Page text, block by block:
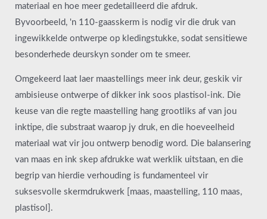
materiaal en hoe meer gedetailleerd die afdruk.
Byvoorbeeld, 'n 110-gaasskerm is nodig vir die druk van
ingewikkelde ontwerpe op kledingstukke, sodat sensitiewe
besonderhede deurskyn sonder om te smeer.
Omgekeerd laat laer maastellings meer ink deur, geskik vir
ambisieuse ontwerpe of dikker ink soos plastisol-ink. Die
keuse van die regte maastelling hang grootliks af van jou
inktipe, die substraat waarop jy druk, en die hoeveelheid
materiaal wat vir jou ontwerp benodig word. Die balansering
van maas en ink skep afdrukke wat werklik uitstaan, en die
begrip van hierdie verhouding is fundamenteel vir
suksesvolle skermdrukwerk [maas, maastelling, 110 maas,
plastisol].